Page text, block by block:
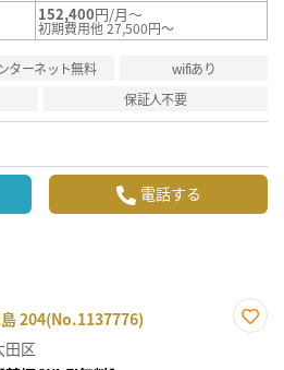
152,400円/月～
初期費用他 27,500円～
ターネット無料
wifiあり
保証人不要
電話する
204(No.1137776)
田区